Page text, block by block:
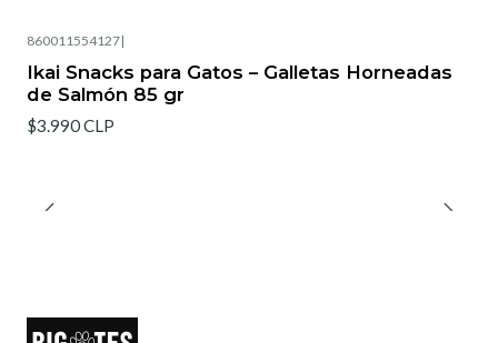
860011554127|
Ikai Snacks para Gatos – Galletas Horneadas
de Salmón 85 gr
$3.990 CLP